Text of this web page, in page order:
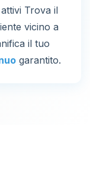
attivi Trova il
vicino a
il tuo
garantito.